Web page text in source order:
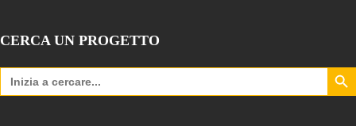
CERCA UN PROGETTO
Search
for:
Search